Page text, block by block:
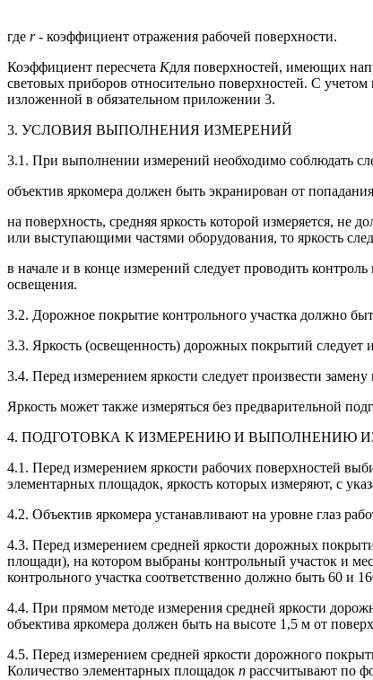
где r- коэффициент отражения рабочей поверхности.
Коэффициент пересчета Kдля поверхностей, имеющих
световых приборов относительно поверхностей. С
изложенной в обязательном приложении 3.
3. УСЛОВИЯ ВЫПОЛНЕНИЯ ИЗМЕРЕНИЙ
3.1. При выполнении измерений необходимо соблюдать
объектив яркомера должен быть экранирован от
на поверхность, средняя яркость которой измеряется, не
или выступающими частями оборудования, то яркость
в начале и в конце измерений следует проводить
освещения.
3.2. Дорожное покрытие контрольного участка должно
3.3. Яркость (освещенность) дорожных покрытий
3.4. Перед измерением яркости следует произвести
Яркость может также измеряться без предварительной
4. ПОДГОТОВКА К ИЗМЕРЕНИЮ И ВЫПОЛНЕНИЮ
4.1. Перед измерением яркости рабочих поверхностей
элементарных площадок, яркость которых измеряют, с
4.2. Объектив яркомера устанавливают на уровне глаз
4.3. Перед измерением средней яркости дорожных
площади), на котором выбраны контрольный участок и
контрольного участка соответственно должно быть 60 и
4.4. При прямом методе измерения средней яркости
объектива яркомера должен быть на высоте 1,5 м от
4.5. Перед измерением средней яркости дорожного
Количество элементарных площадок n рассчитывают по